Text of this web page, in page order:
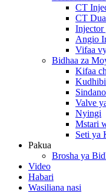
CT
CT
Angio
Vifaa
Bidhaa za
Kifaa
Valve
Nyingi
Mstari
Seti ya
Pakua
Brosha ya
Video
Habari
Wasiliana nasi